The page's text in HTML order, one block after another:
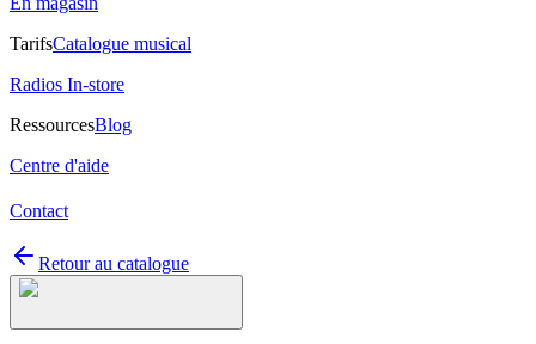
TarifsCatalogue musical
Radios In-store
RessourcesBlog
Centre d'aide
Contact
Retour au catalogue